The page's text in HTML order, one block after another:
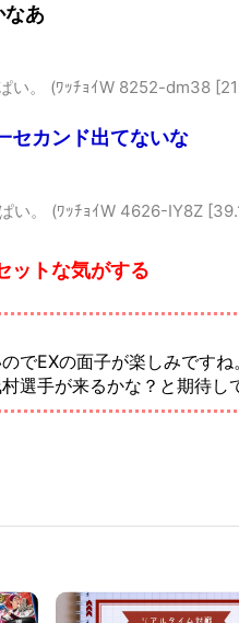
なあ
い。 (ﾜｯﾁｮｲW 8252-dm38
セカンド出てないな
い。 (ﾜｯﾁｮｲW 4626-IY8Z
ットな気がする
でEXの面子が楽しみですね。
選手が来るかな？と期待し